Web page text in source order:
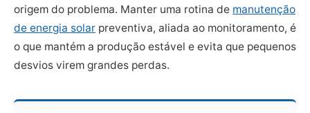
origem do problema. Manter uma rotina de manutenção
de energia solar preventiva, aliada ao monitoramento, é
o que mantém a produção estável e evita que pequenos
desvios virem grandes perdas.